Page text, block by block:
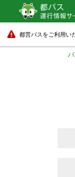
都営バスをご利用い